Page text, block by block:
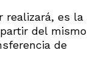
realizará, es la
del mismo
de